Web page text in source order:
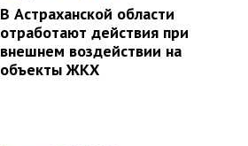
В Астраханской области
отработают действия при
внешнем воздействии на
объекты ЖКХ